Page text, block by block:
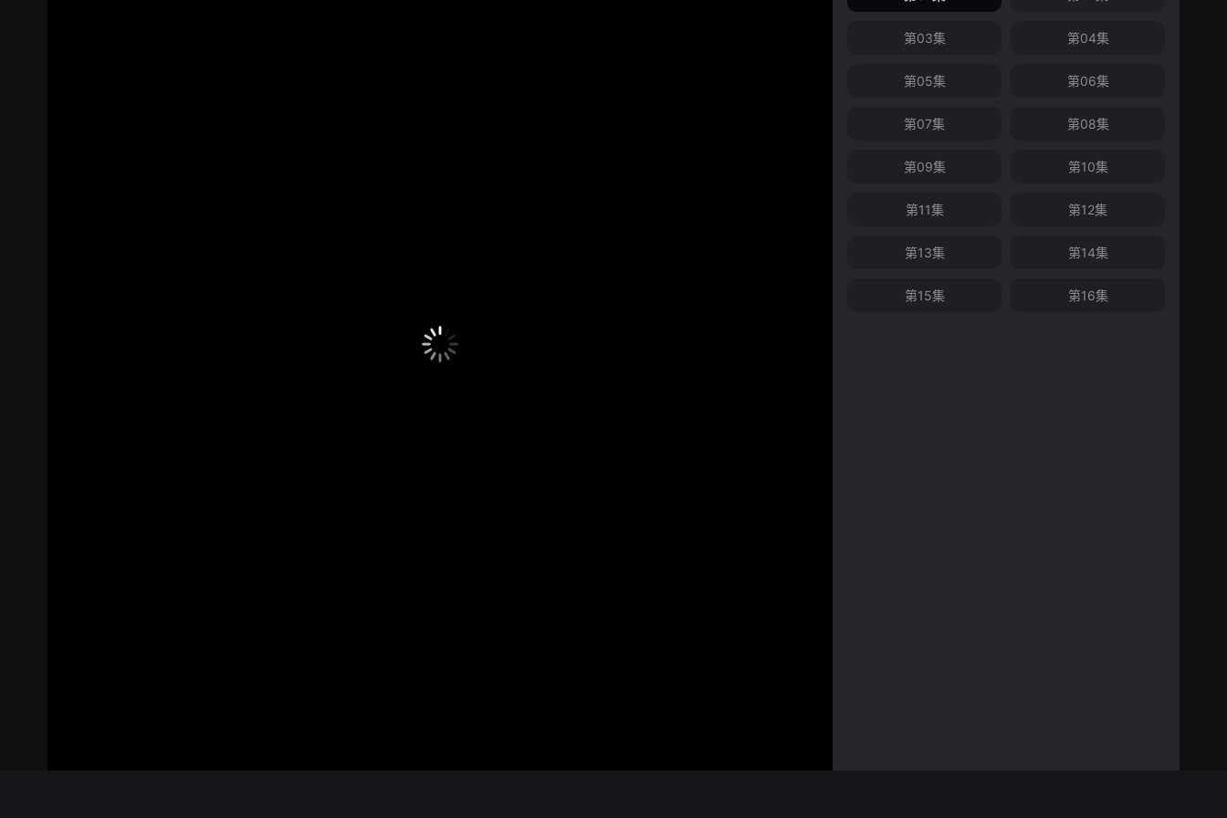
第03集 第04集
第05集 第06集
第07集 第08集
第09集 第10集
第11集 第12集
第13集 第14集
第15集 第16集